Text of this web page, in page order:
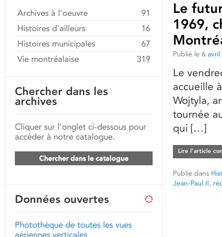
Le
1969,
Publié le 6
Le
accueille
Wojtyla,
tournée
qui […]
Lire l’article
Publié dans
Jean-Paul II,
Archives à l'oeuvre
91
Histoires d'ailleurs
16
Histoires municipales
67
Vie montréalaise
319
Chercher dans les
archives
Cliquer sur l'onglet ci-dessous pour
accéder à notre catalogue.
Chercher dans le catalogue
Données ouvertes
Photothèque de toutes les vues
aériennes verticales